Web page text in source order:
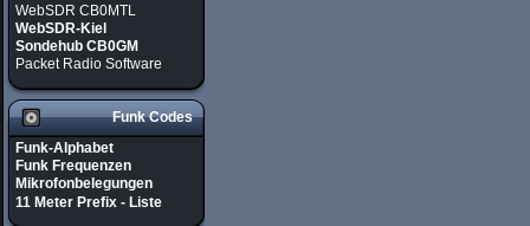
WebSDR CB0MTL
WebSDR-Kiel
Sondehub CB0GM
Packet Radio Software
Funk Codes
Funk-Alphabet
Funk Frequenzen
Mikrofonbelegungen
11 Meter Prefix - Liste